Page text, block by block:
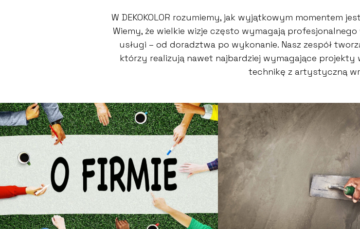
W DEKOKOLOR rozumiemy, jak wyjątkowym momentem
Wiemy, że wielkie wizje często wymagają
usługi – od doradztwa po wykonanie. Nasz zespół
którzy realizują nawet najbardziej wymagające
technikę z artystyczną